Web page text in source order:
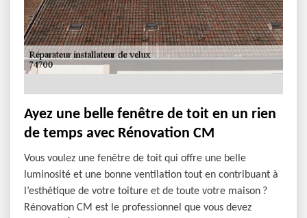
Ayez une belle fenêtre de toit en un rien
de temps avec Rénovation CM
Vous voulez une fenêtre de toit qui offre une belle
luminosité et une bonne ventilation tout en contribuant à
l’esthétique de votre toiture et de toute votre maison ?
Rénovation CM est le professionnel que vous devez